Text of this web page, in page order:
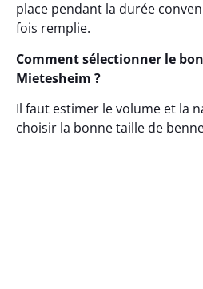
place pendant la durée
fois remplie.
Comment sélectionner le
Mietesheim ?
Il faut estimer le volume et la
choisir la bonne taille de